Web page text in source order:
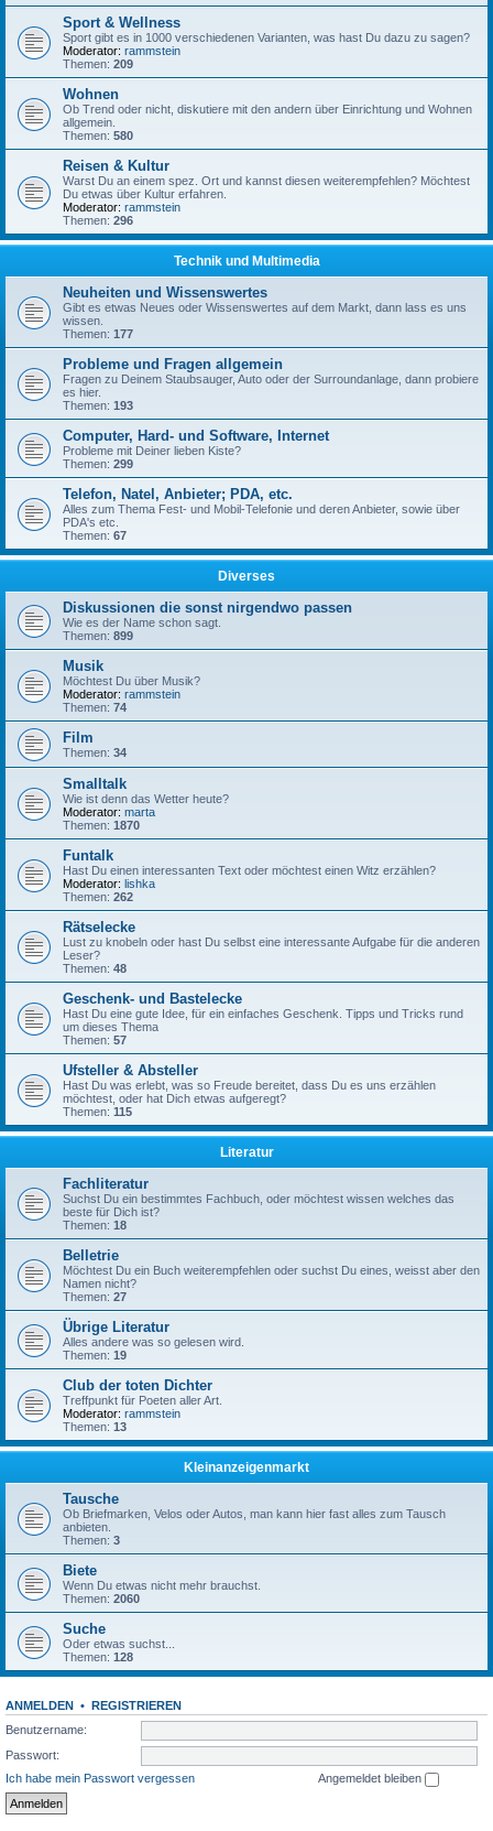
Sport & Wellness
Sport gibt es in 1000 verschiedenen Varianten, was hast Du dazu zu sagen?
Moderator: rammstein
Themen: 209
Wohnen
Ob Trend oder nicht, diskutiere mit den andern über Einrichtung und Wohnen
allgemein.
Themen: 580
Reisen & Kultur
Warst Du an einem spez. Ort und kannst diesen weiterempfehlen? Möchtest
Du etwas über Kultur erfahren.
Moderator: rammstein
Themen: 296
Technik und Multimedia
Neuheiten und Wissenswertes
Gibt es etwas Neues oder Wissenswertes auf dem Markt, dann lass es uns
wissen.
Themen: 177
Probleme und Fragen allgemein
Fragen zu Deinem Staubsauger, Auto oder der Surroundanlage, dann probiere
es hier.
Themen: 193
Computer, Hard- und Software, Internet
Probleme mit Deiner lieben Kiste?
Themen: 299
Telefon, Natel, Anbieter; PDA, etc.
Alles zum Thema Fest- und Mobil-Telefonie und deren Anbieter, sowie über
PDA's etc.
Themen: 67
Diverses
Diskussionen die sonst nirgendwo passen
Wie es der Name schon sagt.
Themen: 899
Musik
Möchtest Du über Musik?
Moderator: rammstein
Themen: 74
Film
Themen: 34
Smalltalk
Wie ist denn das Wetter heute?
Moderator: marta
Themen: 1870
Funtalk
Hast Du einen interessanten Text oder möchtest einen Witz erzählen?
Moderator: lishka
Themen: 262
Rätselecke
Lust zu knobeln oder hast Du selbst eine interessante Aufgabe für die anderen
Leser?
Themen: 48
Geschenk- und Bastelecke
Hast Du eine gute Idee, für ein einfaches Geschenk. Tipps und Tricks rund
um dieses Thema
Themen: 57
Ufsteller & Absteller
Hast Du was erlebt, was so Freude bereitet, dass Du es uns erzählen
möchtest, oder hat Dich etwas aufgeregt?
Themen: 115
Literatur
Fachliteratur
Suchst Du ein bestimmtes Fachbuch, oder möchtest wissen welches das
beste für Dich ist?
Themen: 18
Belletrie
Möchtest Du ein Buch weiterempfehlen oder suchst Du eines, weisst aber den
Namen nicht?
Themen: 27
Übrige Literatur
Alles andere was so gelesen wird.
Themen: 19
Club der toten Dichter
Treffpunkt für Poeten aller Art.
Moderator: rammstein
Themen: 13
Kleinanzeigenmarkt
Tausche
Ob Briefmarken, Velos oder Autos, man kann hier fast alles zum Tausch
anbieten.
Themen: 3
Biete
Wenn Du etwas nicht mehr brauchst.
Themen: 2060
Suche
Oder etwas suchst...
Themen: 128
ANMELDEN • REGISTRIEREN
Benutzername:
Passwort:
Ich habe mein Passwort vergessen
Angemeldet bleiben